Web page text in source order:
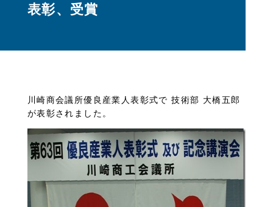
表彰、受賞
川崎商会議所優良産業人表彰式で 技術部 大橋五郎
が表彰されました。